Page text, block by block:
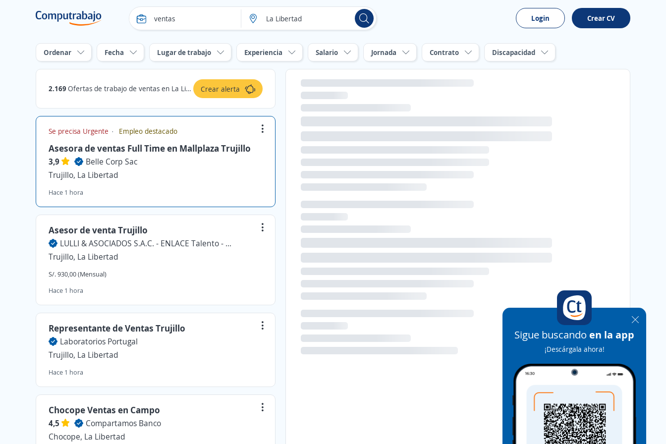
Login Crear CV
Ordenar Fecha Lugar de trabajo Experiencia Salario Jornada Contrato Discapacidad
2.169 Ofertas de trabajo de ventas en La Libertad Crear alerta
Se precisa Urgente Empleo destacado
Asesora de ventas Full Time en Mallplaza Trujillo
3,9
Belle Corp Sac
Trujillo, La Libertad
Hace 1 hora
Asesor de venta Trujillo
LULLI & ASOCIADOS S.A.C. - ENLACE Talento - Trabajo - Desarrollo
Trujillo, La Libertad
S/. 930,00 (Mensual)
Hace 1 hora
Representante de Ventas Trujillo
Laboratorios Portugal
Trujillo, La Libertad
Hace 1 hora
Chocope Ventas en Campo
4,5
Compartamos Banco
Chocope, La Libertad
Sigue buscando en la app
¡Descárgala ahora!